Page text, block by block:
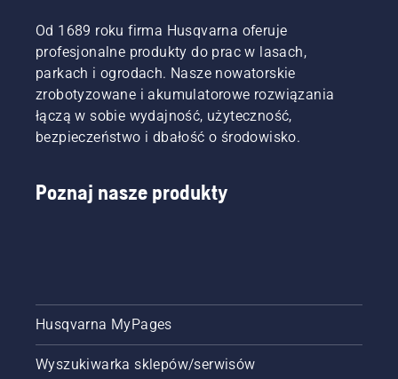
Od 1689 roku firma Husqvarna oferuje
profesjonalne produkty do prac w lasach,
parkach i ogrodach. Nasze nowatorskie
zrobotyzowane i akumulatorowe rozwiązania
łączą w sobie wydajność, użyteczność,
bezpieczeństwo i dbałość o środowisko.
Poznaj nasze produkty
Husqvarna MyPages
Wyszukiwarka sklepów/serwisów